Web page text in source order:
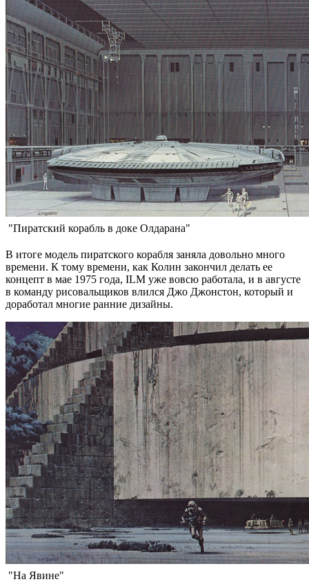
"Пиратский корабль в доке Олдарана"
В итоге модель пиратского корабля заняла довольно много
времени. К тому времени, как Колин закончил делать ее
концепт в мае 1975 года, ILM уже вовсю работала, и в августе
в команду рисовальщиков влился Джо Джонстон, который и
доработал многие ранние дизайны.
"На Явине"